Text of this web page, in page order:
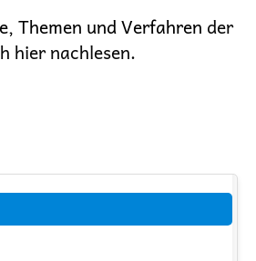
Themen und Verfahren der
hier nachlesen.